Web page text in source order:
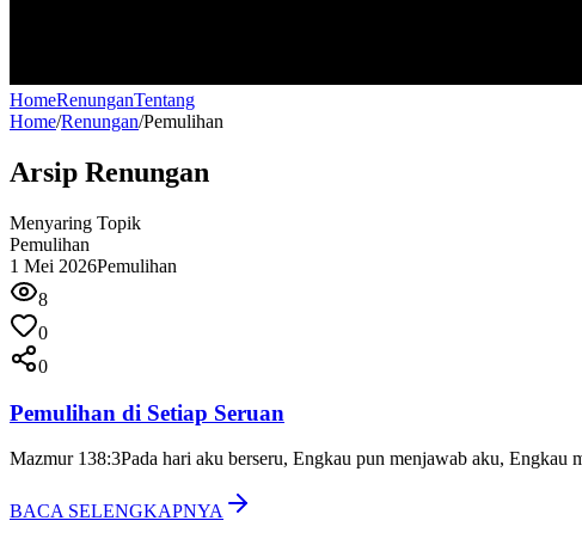
HomeRenunganTentang
Home/Renungan/Pemulihan
Arsip Renungan
Menyaring Topik
Pemulihan
1 Mei 2026Pemulihan
8
0
0
Pemulihan di Setiap Seruan
Mazmur 138:3Pada hari aku berseru, Engkau pun menjawab aku, Engkau
BACA SELENGKAPNYA